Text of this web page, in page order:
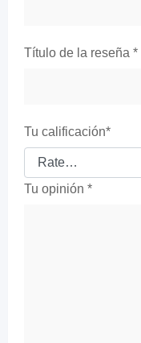
Título de la reseña *
Tu calificación*
Tu opinión *